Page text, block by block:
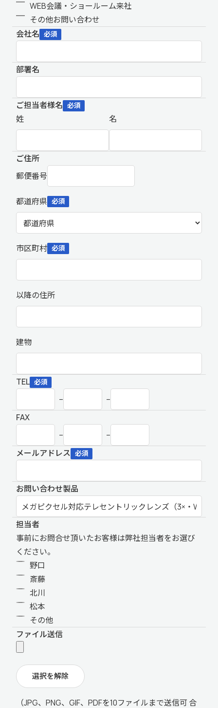
WEB会議・ショールーム来社
その他お問い合わせ
会社名 必須
部署名
ご担当者様名 必須
姓 名
ご住所
郵便番号
都道府県 必須
市区町村 必須
以降の住所
建物
TEL 必須
–
–
FAX
–
–
メールアドレス 必須
お問い合わせ製品
担当者
事前にお問合せ頂いたお客様は弊社担当者をお選び
ください。
野口
斎藤
北川
松本
その他
ファイル送信
選択を解除
（JPG、PNG、GIF、PDFを10ファイルまで送信可 合